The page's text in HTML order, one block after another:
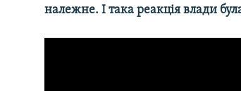
належне. І така реакція влади